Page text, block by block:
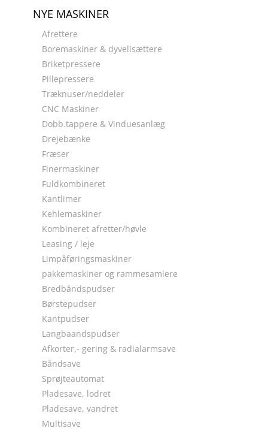
NYE MASKINER
Afrettere
Boremaskiner & dyvelisættere
Briketpressere
Pillepressere
Træknuser/neddeler
CNC Maskiner
Dobb.tappere & Vinduesanlæg
Drejebænke
Fræser
Finermaskiner
Fuldkombineret
Kantlimer
Kehlemaskiner
Kombineret afretter/høvle
Leasing / leje
Limpåføringsmaskiner
pakkemaskiner og rammesamlere
Bredbåndspudser
Børstepudser
Kantpudser
Langbaandspudser
Afkorter,- gering & radialarmsave
Båndsave
Sprøjteautomat
Pladesave, lodret
Pladesave, vandret
Multisave